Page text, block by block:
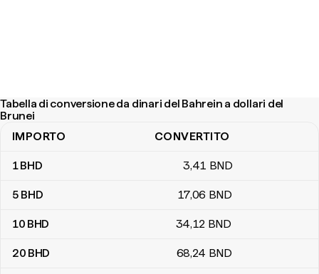
Tabella di conversione da dinari del Bahrein a dollari del
Brunei
Tabella di conversione da dinari del Bahrein a dollari del Brunei
IMPORTO CONVERTITO
1BHD 3,41 BND
5 BHD 17,06 BND
10 BHD 34,12 BND
20 BHD 68,24 BND